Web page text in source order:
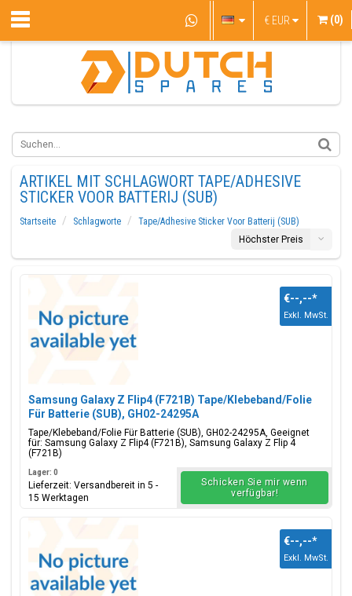
€ EUR (0)
ARTIKEL MIT SCHLAGWORT TAPE/ADHESIVE
STICKER VOOR BATTERIJ (SUB)
Startseite Schlagworte
Tape/Adhesive Sticker Voor Batterij (SUB)
Höchster Preis
Samsung Galaxy Z Flip4 (F721B) Tape/Klebeband/Folie
Für Batterie (SUB), GH02-24295A
Tape/Klebeband/Folie Für Batterie (SUB), GH02-24295A, Geeignet
für: Samsung Galaxy Z Flip4 (F721B), Samsung Galaxy Z Flip 4
(F721B)
€--,--*
Exkl. MwSt.
Lager: 0
Lieferzeit: Versandbereit in 5 -
15 Werktagen
Schicken Sie mir wenn
verfügbar!
€--,--*
Exkl. MwSt.